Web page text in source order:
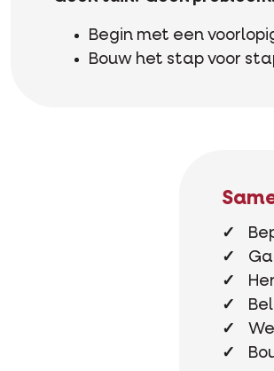
Begin met een
Bouw het stap voor